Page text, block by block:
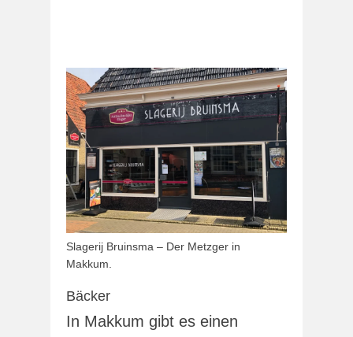
Slagerij Bruinsma – Der Metzger in
Makkum.
Bäcker
In Makkum gibt es einen